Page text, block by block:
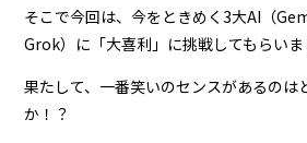
そこで今回は、今をときめく3大AI（
Grok）に「大喜利」に挑戦してもらいま
果たして、一番笑いのセンスがあるのは
か！？